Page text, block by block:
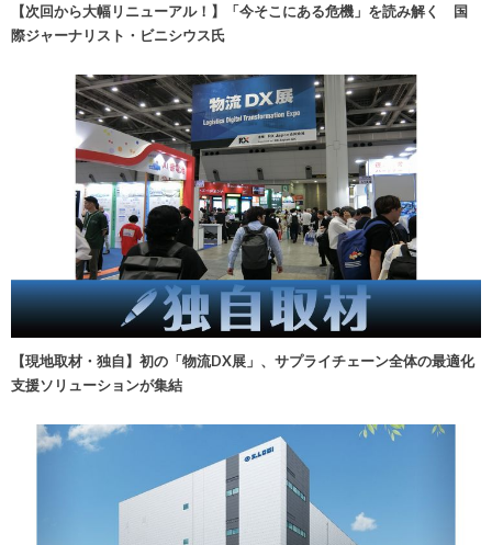
【次回から大幅リニューアル！】「今そこにある危機」を読み解く 国
際ジャーナリスト・ビニシウス氏
【現地取材・独自】初の「物流DX展」、サプライチェーン全体の最適化
支援ソリューションが集結